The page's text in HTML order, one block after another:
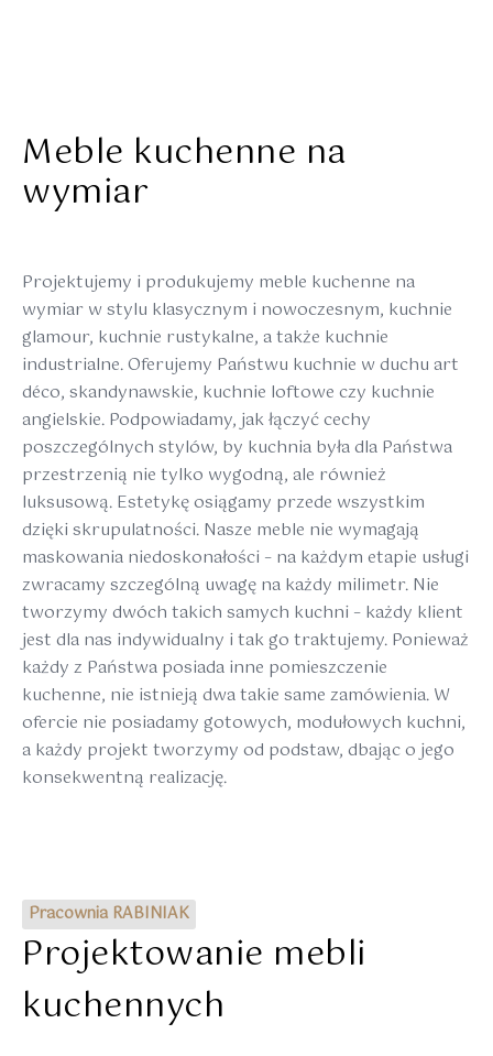
Meble kuchenne na
wymiar
Projektujemy i produkujemy meble kuchenne na
wymiar w stylu klasycznym i nowoczesnym, kuchnie
glamour, kuchnie rustykalne, a także kuchnie
industrialne. Oferujemy Państwu kuchnie w duchu art
déco, skandynawskie, kuchnie loftowe czy kuchnie
angielskie. Podpowiadamy, jak łączyć cechy
poszczególnych stylów, by kuchnia była dla Państwa
przestrzenią nie tylko wygodną, ale również
luksusową. Estetykę osiągamy przede wszystkim
dzięki skrupulatności. Nasze meble nie wymagają
maskowania niedoskonałości – na każdym etapie usługi
zwracamy szczególną uwagę na każdy milimetr. Nie
tworzymy dwóch takich samych kuchni – każdy klient
jest dla nas indywidualny i tak go traktujemy. Ponieważ
każdy z Państwa posiada inne pomieszczenie
kuchenne, nie istnieją dwa takie same zamówienia. W
ofercie nie posiadamy gotowych, modułowych kuchni,
a każdy projekt tworzymy od podstaw, dbając o jego
konsekwentną realizację.
Pracownia RABINIAK
Projektowanie mebli
kuchennych